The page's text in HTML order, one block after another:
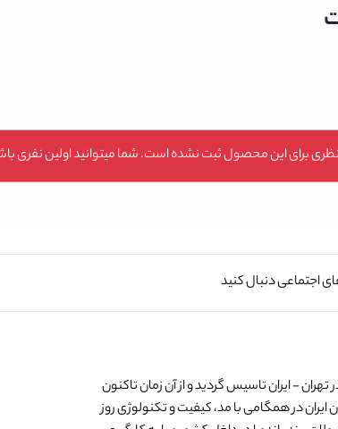
برای این محصول ثبت نشده است. شما میتوانید اولین نفری
اجتماعی دنبال کنید
در سال 1375 در تهران - ایران تاسیس گردید و از آن زمان تاکنون
ایران در همگامی با مد، کیفیت و تکنولوژی روز